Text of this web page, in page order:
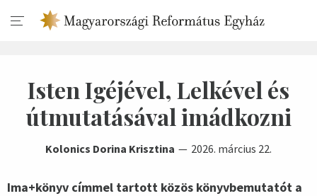
Isten Igéjével, Lelkével és
útmutatásával imádkozni
Kolonics Dorina Krisztina 2026. március 22.
Ima+könyv címmel tartott közös könyvbemutatót a